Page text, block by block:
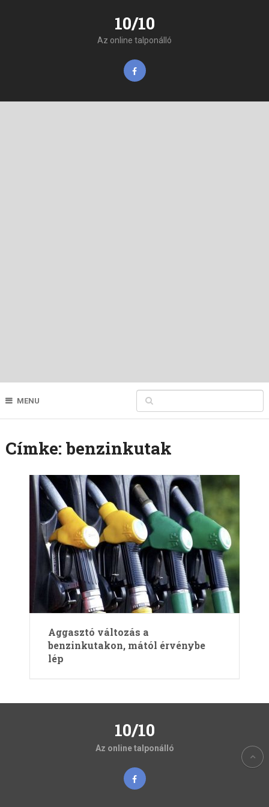
10/10
Az online talponálló
MENU
Címke: benzinkutak
Aggasztó változás a
benzinkutakon, mától érvénybe
lép
10/10
Az online talponálló